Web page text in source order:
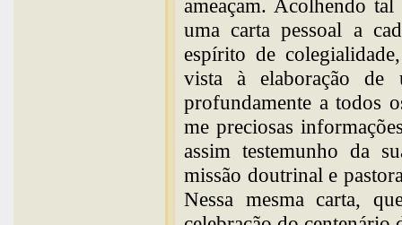
ameaçam. Acolhendo
uma carta pessoal a
espírito de
vista à elaboração de
profundamente a todos
me preciosas
assim testemunho da
missão doutrinal e
Nessa mesma carta,